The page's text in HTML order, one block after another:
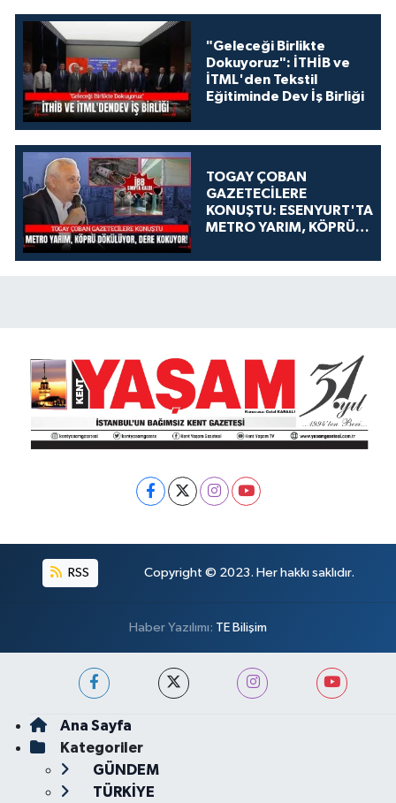
"Geleceği Birlikte
Dokuyoruz": İTHİB ve
İTML'den Tekstil
Eğitiminde Dev İş Birliği
TOGAY ÇOBAN
GAZETECİLERE
KONUŞTU: ESENYURT'TA
METRO YARIM, KÖPRÜ
KOKUYOR!
RSS Copyright © 2023. Her hakkı saklıdır.
Haber Yazılımı: TE Bilişim
Ana Sayfa
Kategoriler
GÜNDEM
TÜRKİYE